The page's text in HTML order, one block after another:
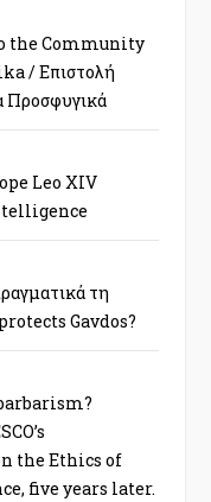
the Community
/ Επιστολή
Προσφυγικά
Leo XIV
τη
Gavdos?
the Ethics of
five years later.